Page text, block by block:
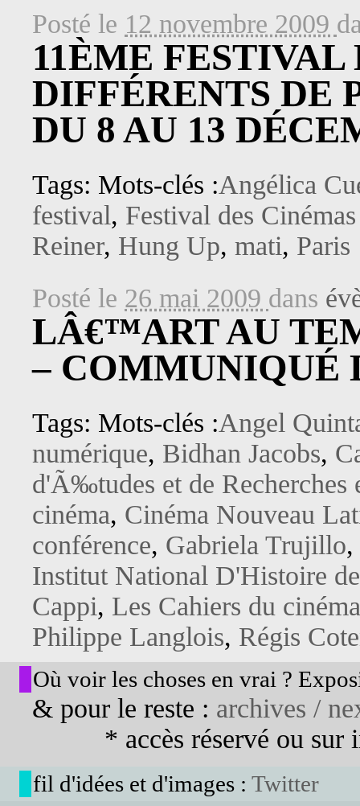
Posté le 12 novembre 2009
11ÈME FESTIVAL
DIFFÉRENTS DE
DU 8 AU 13
Tags: Mots-clés :Angélica
festival, Festival des
Reiner, Hung Up, mati, Paris
Posté le 26 mai 2009 dans
LÂ€™ART AU
– COMMUNIQUÉ
Tags: Mots-clés :Angel
numérique, Bidhan Jacobs,
d'Ã‰tudes et de Recherches
cinéma, Cinéma Nouveau
conférence, Gabriela Trujillo,
Institut National D'Histoire
Cappi, Les Cahiers du cinéma
Philippe Langlois, Régis
Où voir les choses en vrai ?
& pour le reste : archives /
* accès réservé ou sur
fil d'idées et d'images : Twitter